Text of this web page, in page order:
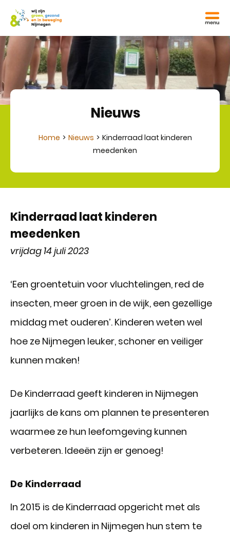
Nieuws
Home Nieuws
Kinderraad laat kinderen
meedenken
Kinderraad laat kinderen
meedenken
vrijdag 14 juli 2023
‘Een groentetuin voor vluchtelingen, red de
insecten, meer groen in de wijk, een gezellige
middag met ouderen’. Kinderen weten wel
hoe ze Nijmegen leuker, schoner en veiliger
kunnen maken!
De Kinderraad geeft kinderen in Nijmegen
jaarlijks de kans om plannen te presenteren
waarmee ze hun leefomgeving kunnen
verbeteren. Ideeën zijn er genoeg!
De Kinderraad
In 2015 is de Kinderraad opgericht met als
doel om kinderen in Nijmegen hun stem te